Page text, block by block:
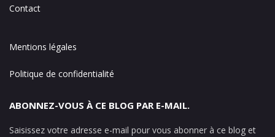
Contact
Mentions légales
Politique de confidentialité
ABONNEZ-VOUS À CE BLOG PAR E-MAIL.
Saisissez votre adresse e-mail pour vous abonner à ce blog et